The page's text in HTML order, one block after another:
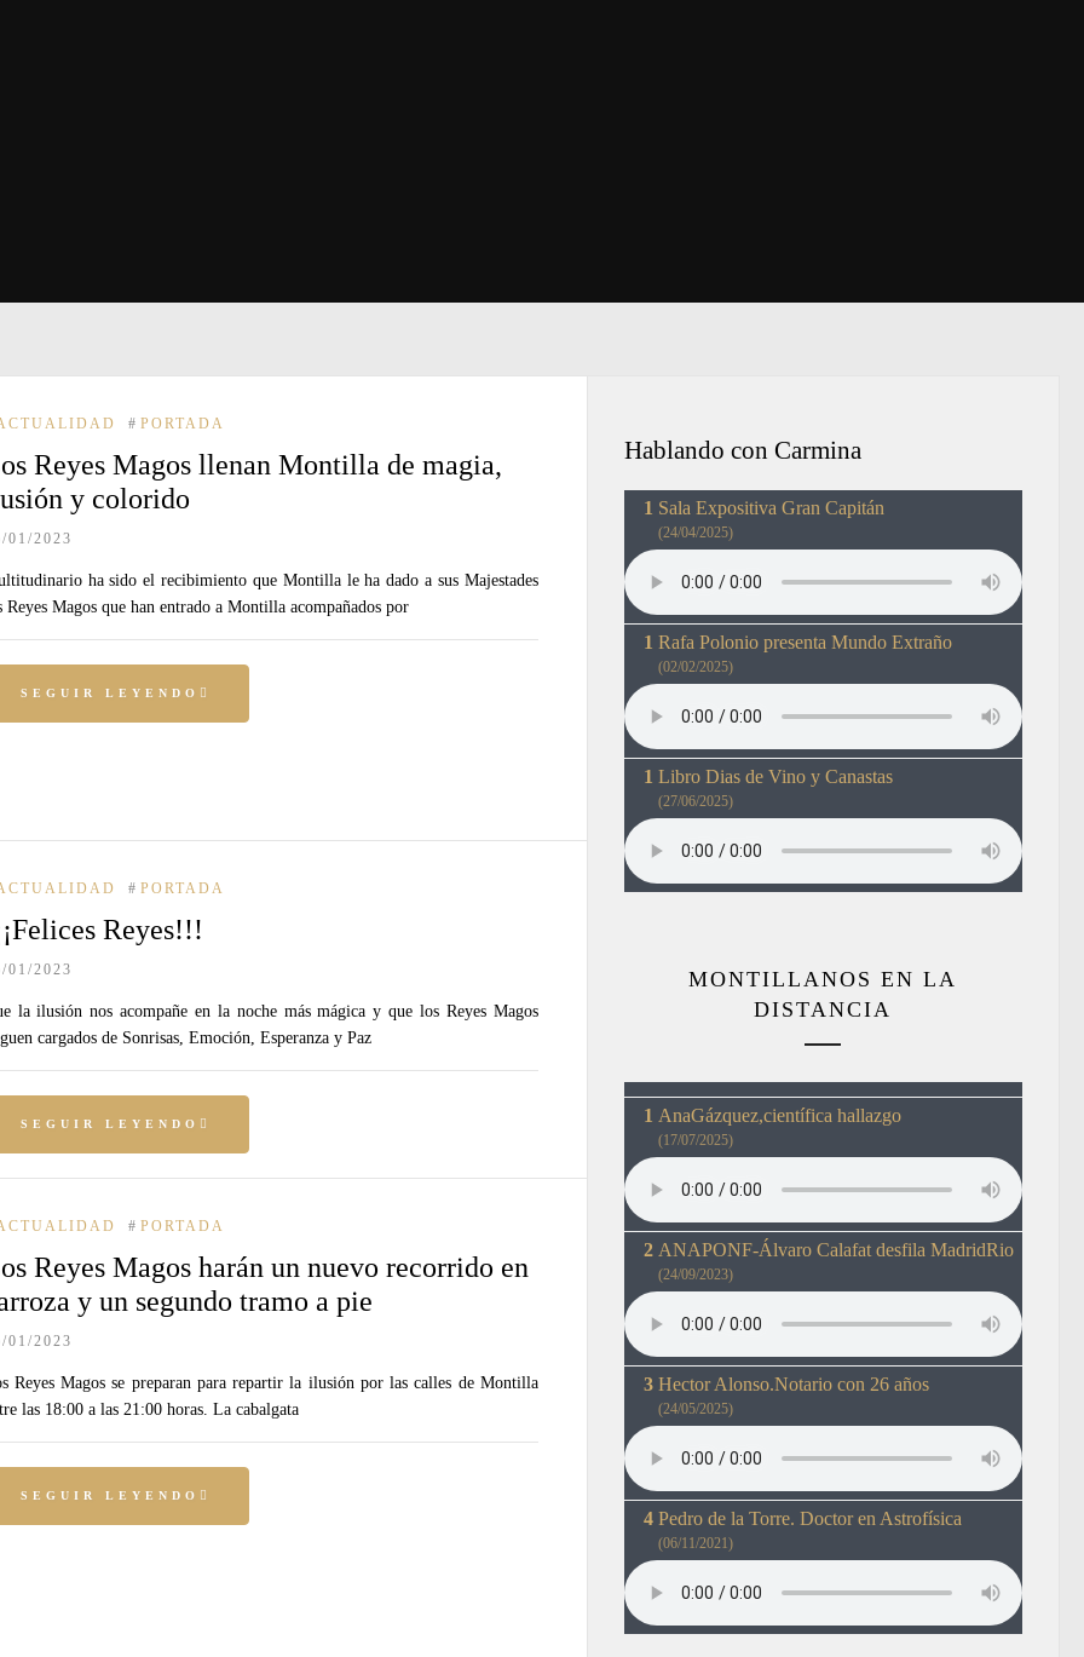
# PORTADA
Reyes Magos llenan Montilla de magia,
y colorido
01/2023
ha sido el recibimiento que Montilla le ha dado a sus Majestades
Reyes Magos que han entrado a Montilla acompañados por
SEGUIR LEYENDO
# PORTADA
Reyes!!!
01/2023
la ilusión nos acompañe en la noche más mágica y que los Reyes Magos
cargados de Sonrisas, Emoción, Esperanza y Paz
SEGUIR LEYENDO
# PORTADA
Reyes Magos harán un nuevo recorrido en
y un segundo tramo a pie
01/2023
Reyes Magos se preparan para repartir la ilusión por las calles de Montilla
las 18:00 a las 21:00 horas. La cabalgata
SEGUIR LEYENDO
Hablando con Carmina
Sala Expositiva Gran Capitán
(24/04/2025)
Rafa Polonio presenta Mundo Extraño
(02/02/2025)
Libro Dias de Vino y Canastas
(27/06/2025)
MONTILLANOS EN LA
DISTANCIA
AnaGázquez,científica hallazgo
(17/07/2025)
ANAPONF-Álvaro Calafat desfila MadridRio
(24/09/2023)
Hector Alonso.Notario con 26 años
(24/05/2025)
Pedro de la Torre. Doctor en Astrofísica
(06/11/2021)